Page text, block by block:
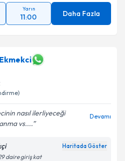
Yarın
11:00 Daha Fazla
nasıl ilerliyeceği
vs....
Devamı
Haritada Göster
daire giriş kat